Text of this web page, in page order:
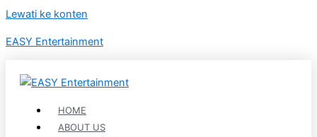
Lewati ke konten
EASY Entertainment
HOME
ABOUT US